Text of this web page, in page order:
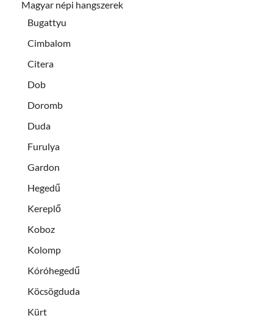
Magyar népi hangszerek
Bugattyu
Cimbalom
Citera
Dob
Doromb
Duda
Furulya
Gardon
Hegedű
Kereplő
Koboz
Kolomp
Kóróhegedű
Köcsögduda
Kürt